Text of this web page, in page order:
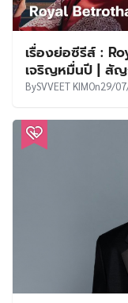
เรื่องย่อซีรีส์ :
เจริญหมื่นปี | สัญ
BySVVEET KIMOn29/